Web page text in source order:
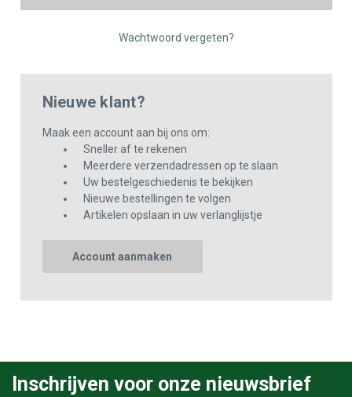
Wachtwoord vergeten?
Nieuwe klant?
Maak een account aan bij ons om:
Sneller af te rekenen
Meerdere verzendadressen op te slaan
Uw bestelgeschiedenis te bekijken
Nieuwe bestellingen te volgen
Artikelen opslaan in uw verlanglijstje
Account aanmaken
Inschrijven voor onze nieuwsbrief